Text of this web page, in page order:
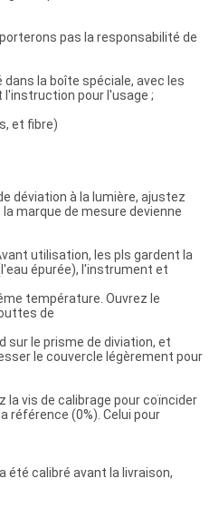
pas la responsabilité de
la boîte spéciale, avec les
pour l'usage ;
et fibre)
déviation à la lumière, ajustez
marque de mesure devienne
utilisation, les pls gardent la
épurée), l'instrument et
température. Ouvrez le
de
sur le prisme de diviation, et
le couvercle légèrement pour
la vis de calibrage pour coïncider
référence (0%). Celui pour
été calibré avant la livraison,